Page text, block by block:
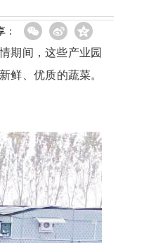
：
期间，这些产业园
鲜、优质的蔬菜。